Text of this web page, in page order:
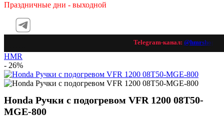
Праздничные дни - выходной
Telegram-канал:@hmrshop_ru
HMR
- 26%
Honda Ручки с подогревом VFR 1200 08T50-
MGE-800